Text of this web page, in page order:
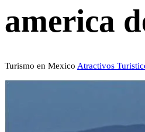
america
Turismo en Mexico Atractivos